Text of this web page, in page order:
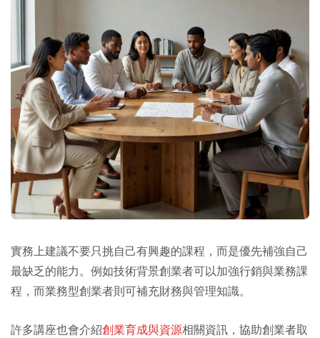
實務上建議不要只挑自己有興趣的課程，而是優先補強自己
最缺乏的能力。例如技術背景創業者可以加強行銷與業務課
程，而業務型創業者則可補充財務與管理知識。
許多講座也會介紹創業育成與資源相關資訊，協助創業者取